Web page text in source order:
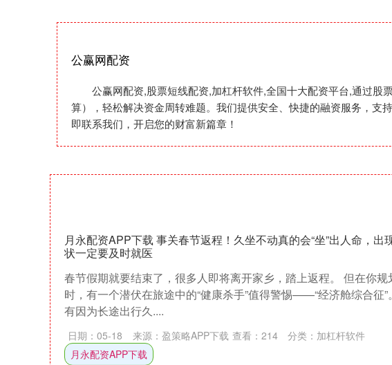
公赢网配资
公赢网配资,股票短线配资,加杠杆软件,全国十大配资平台,通过
算），轻松解决资金周转难题。我们提供安全、快捷的融资服务，
即联系我们，开启您的财富新篇章！
月永配资APP下载 事关春节返程！久坐不动真的会“坐”出人命，出
状一定要及时就医
春节假期就要结束了，很多人即将离开家乡，踏上返程。 但在你规
时，有一个潜伏在旅途中的“健康杀手”值得警惕——“经济舱综合征”
有因为长途出行久....
日期：05-18 来源：盈策略APP下载 查看： 214 分类： 加杠杆软件
月永配资APP下载